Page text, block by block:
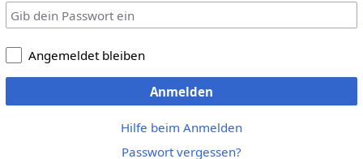
Angemeldet bleiben
Anmelden
Hilfe beim Anmelden
Passwort vergessen?